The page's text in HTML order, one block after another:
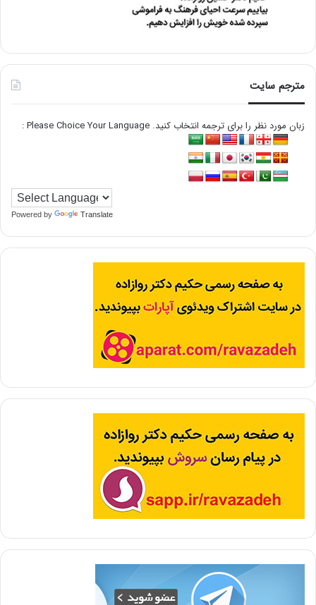
مترجم سایت
زبان مورد نظر را برای ترجمه انتخاب کنید. Please Choice Your Language :
Powered by Translate